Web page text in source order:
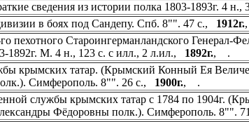
сведения из истории полка 1803-1893г. 4
в боях под Сандепу. Спб. 8"". 47 с., 1912г.
пехотного Староингерманландского Генерал-
1892г. М. 4 н., 123 c. c илл., 2 л.ил., 1892г., .
крымских татар. (Крымский Конный Ея
Симферополь. 8"". 26 с., 1900г., .
службы крымских татар с 1784 по 1904г.
Фёдоровны полк.). Симферополь. 8"".